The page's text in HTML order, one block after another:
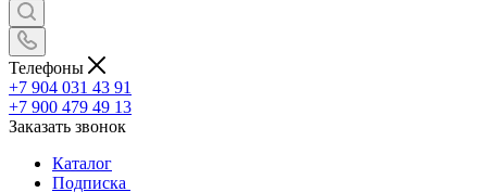
Телефоны
+7 904 031 43 91
+7 900 479 49 13
Заказать звонок
Каталог
Подписка